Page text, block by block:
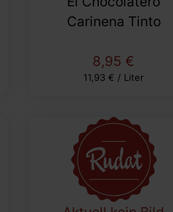
Carinena Tinto
8,95 €
11,93 € / Liter